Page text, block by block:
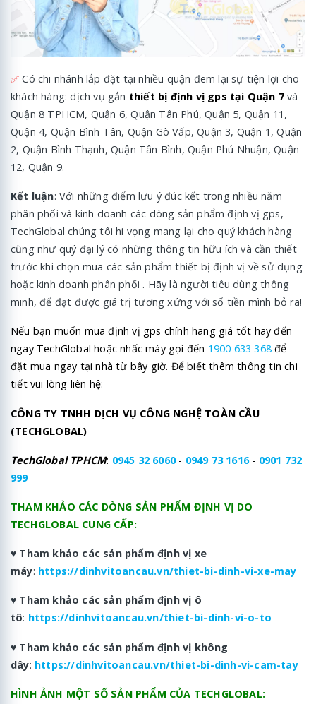
✅ Có chi nhánh lắp đặt tại nhiều quận đem lại sự tiện lợi cho
khách hàng: dịch vụ gắn thiết bị định vị gps tại Quận 7 và
Quận 8 TPHCM, Quận 6, Quận Tân Phú, Quận 5, Quận 11,
Quận 4, Quận Bình Tân, Quận Gò Vấp, Quận 3, Quận 1, Quận
2, Quận Bình Thạnh, Quận Tân Bình, Quận Phú Nhuận, Quận
12, Quận 9.
Kết luận: Với những điểm lưu ý đúc kết trong nhiều năm
phân phối và kinh doanh các dòng sản phẩm định vị gps,
TechGlobal chúng tôi hi vọng mang lại cho quý khách hàng
cũng như quý đại lý có những thông tin hữu ích và cần thiết
trước khi chọn mua các sản phẩm thiết bị định vị về sử dụng
hoặc kinh doanh phân phối . Hãy là người tiêu dùng thông
minh, để đạt được giá trị tương xứng với số tiền mình bỏ ra!
Nếu bạn muốn mua định vị gps chính hãng giá tốt hãy đến
ngay TechGlobal hoặc nhấc máy gọi đến 1900 633 368 để
đặt mua ngay tại nhà từ bây giờ. Để biết thêm thông tin chi
tiết vui lòng liên hệ:
CÔNG TY TNHH DỊCH VỤ CÔNG NGHỆ TOÀN CẦU
(TECHGLOBAL)
TechGlobal TPHCM: 0945 32 6060- 0949 73 1616- 0901 732
999
THAM KHẢO CÁC DÒNG SẢN PHẨM ĐỊNH VỊ DO
TECHGLOBAL CUNG CẤP:
♥ Tham khảo các sản phẩm định vị xe
máy: https://dinhvitoancau.vn/thiet-bi-dinh-vi-xe-may
♥ Tham khảo các sản phẩm định vị ô
tô: https://dinhvitoancau.vn/thiet-bi-dinh-vi-o-to
♥ Tham khảo các sản phẩm định vị không
dây: https://dinhvitoancau.vn/thiet-bi-dinh-vi-cam-tay
HÌNH ẢNH MỘT SỐ SẢN PHẨM CỦA TECHGLOBAL: